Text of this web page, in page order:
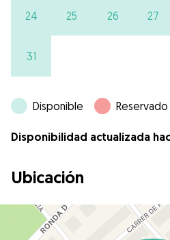
24 25 26 27
31
Disponible Reservado
Disponibilidad actualizada
Ubicación